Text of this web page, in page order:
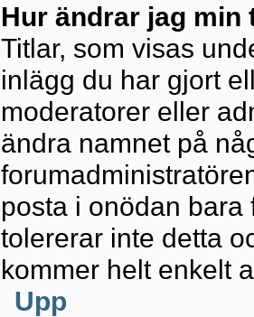
Hur ändrar jag min
Titlar, som visas
inlägg du har gjort
moderatorer eller
ändra namnet på
posta i onödan bara
tolererar inte detta
kommer helt enkelt
Upp